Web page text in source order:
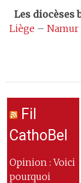
Les diocèses
Liège – Namur
Fil
CathoBel
Opinion : Voici
pourquoi